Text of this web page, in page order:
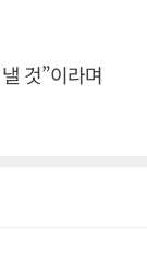
것”이라며